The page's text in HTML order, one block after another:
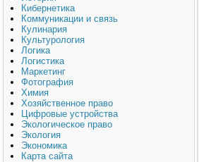
Кибернетика
Коммуникации и связь
Кулинария
Культурология
Логика
Логистика
Маркетинг
Фотография
Химия
Хозяйственное право
Цифровые устройства
Экологическое право
Экология
Экономика
Карта сайта